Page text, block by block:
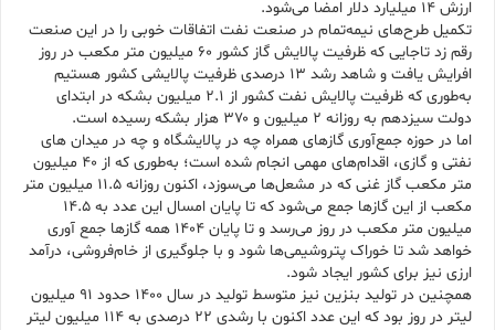
ارزش ۱۴ میلیارد دلار امضا می‌شود.
تکمیل طرح‌های نیمه‌تمام در صنعت نفت اتفاقات خوبی را در این صنعت
رقم زد تاجایی که ظرفیت پالایش گاز کشور ۶۰ میلیون متر مکعب در روز
افرایش یافت و شاهد رشد ۱۳ درصدی ظرفیت پالایشی کشور هستیم
به‌طوری که ظرفیت پالایش نفت کشور از ۲.۱ میلیون بشکه در ابتدای
دولت سیزدهم به روزانه ۲ میلیون و ۳۷۰ هزار بشکه رسیده است.
اما در حوزه جمع‌آوری گازهای همراه چه در پالایشگاه و چه در میدان های
نفتی و گازی، اقدام‌های مهمی انجام شده است؛ به‌طوری که از ۴۰ میلیون
متر مکعب گاز غنی که در مشعل‌ها می‌سوزد، اکنون روزانه ۱۱.۵ میلیون متر
مکعب از این گازها جمع می‌شود که تا پایان امسال این عدد به ۱۴.۵
میلیون متر مکعب در روز می‌رسد و تا پایان ۱۴۰۴ همه گازها جمع آوری
خواهد شد تا خوراک پتروشیمی‌ها شود و با جلوگیری از خام‌فروشی، درآمد
ارزی نیز برای کشور ایجاد شود.
همچنین در تولید بنزین نیز متوسط تولید در سال ۱۴۰۰ حدود ۹۱ میلیون
لیتر در روز بود که این عدد اکنون با رشدی ۲۲ درصدی به ۱۱۴ میلیون لیتر